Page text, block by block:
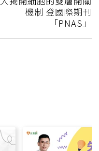
機制 登國際期刊
「PNAS」